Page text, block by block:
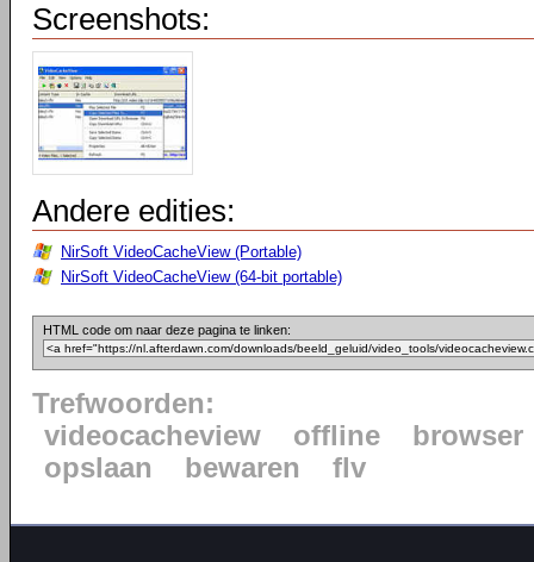
Screenshots:
Andere edities:
NirSoft VideoCacheView (Portable)
NirSoft VideoCacheView (64-bit portable)
HTML code om naar deze pagina te linken:
Trefwoorden:
videocacheview
offline
browser
opslaan
bewaren flv